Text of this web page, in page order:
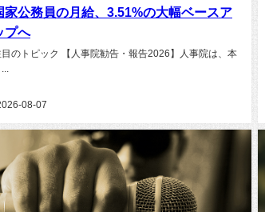
家公務員の月給、3.51%の大幅ベースア
プへ
目のトピック 【人事院勧告・報告2026】人事院は、本
08-07